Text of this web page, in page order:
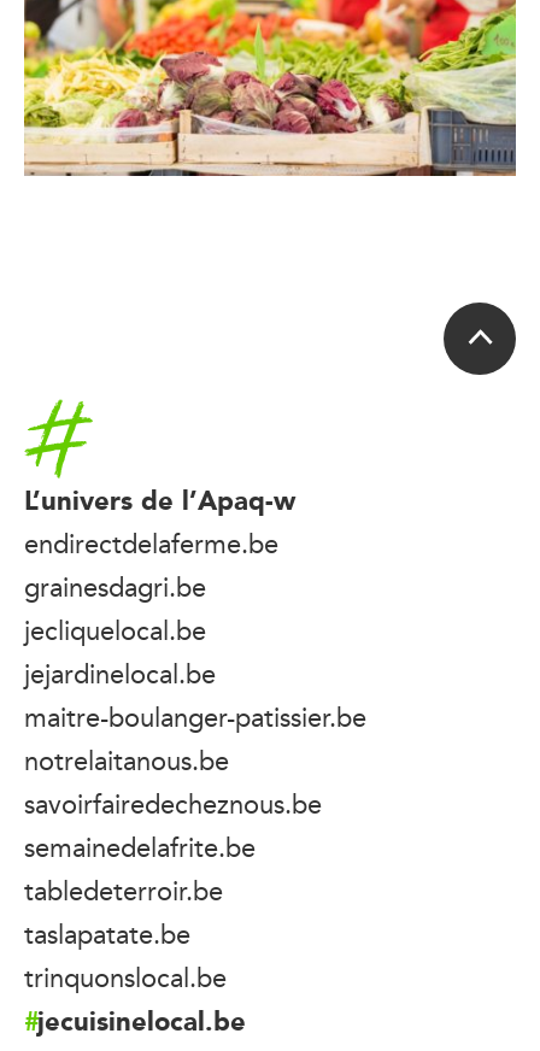
Accueil
L’univers de l’Apaq-w
endirectdelaferme.be
grainesdagri.be
jecliquelocal.be
jejardinelocal.be
maitre-boulanger-patissier.be
notrelaitanous.be
savoirfairedecheznous.be
semainedelafrite.be
tabledeterroir.be
taslapatate.be
trinquonslocal.be
jecuisinelocal.be